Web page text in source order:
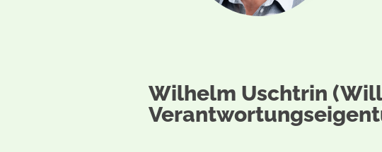
Wilhelm Uschtrin